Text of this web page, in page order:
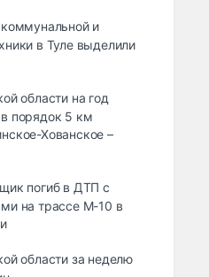
и
в Туле выделили
области на год
порядок 5 км
Хованское –
погиб в ДТП с
на трассе М-10 в
области за неделю